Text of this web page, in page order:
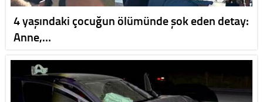
4 yaşındaki çocuğun ölümünde şok eden detay:
Anne,…